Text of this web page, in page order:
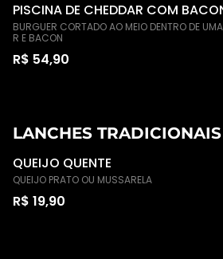
PISCINA DE CHEDDAR COM
BURGUER CORTADO AO MEIO DENTRO DE
R E BACON
R$ 54,90
LANCHES TRADICIONAIS
QUEIJO QUENTE
QUEIJO PRATO OU MUSSARELA
R$ 19,90